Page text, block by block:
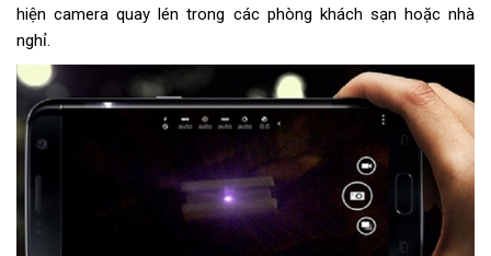
hiện camera quay lén trong các phòng khách sạn hoặc nhà
nghỉ.